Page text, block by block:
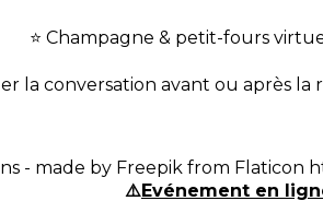
⭐️ Champagne & petit-fours
la conversation avant ou après la
⚠️Evénement en